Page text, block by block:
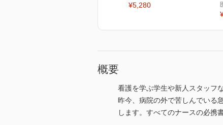
¥5,280
概要
看護を学ぶ学生や新人スタッフ
昨今、病院の外で苦しんでいる
します。すべてのナースの必携書